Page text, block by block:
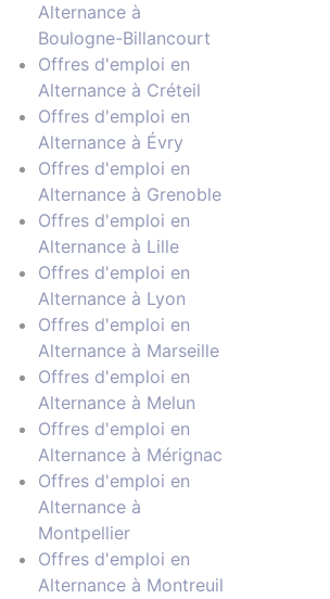
Alternance à
Boulogne-Billancourt
Offres d'emploi en
Alternance à Créteil
Offres d'emploi en
Alternance à Évry
Offres d'emploi en
Alternance à Grenoble
Offres d'emploi en
Alternance à Lille
Offres d'emploi en
Alternance à Lyon
Offres d'emploi en
Alternance à Marseille
Offres d'emploi en
Alternance à Melun
Offres d'emploi en
Alternance à Mérignac
Offres d'emploi en
Alternance à
Montpellier
Offres d'emploi en
Alternance à Montreuil